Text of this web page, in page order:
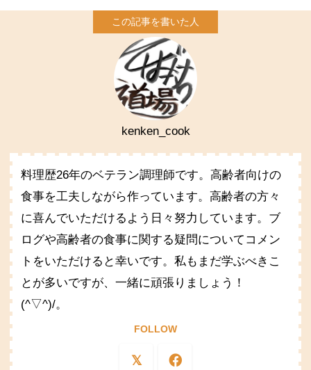
kenken_cook
料理歴26年のベテラン調理師です。高齢者向けの
食事を工夫しながら作っています。高齢者の方々
に喜んでいただけるよう日々努力しています。ブ
ログや高齢者の食事に関する疑問についてコメン
トをいただけると幸いです。私もまだ学ぶべきこ
とが多いですが、一緒に頑張りましょう！
(^▽^)/。
FOLLOW